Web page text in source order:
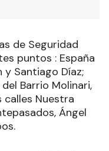
de Seguridad
puntos : España
y Santiago Díaz;
Barrio Molinari,
Nuestra
Ángel